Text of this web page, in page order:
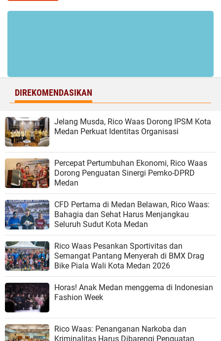
DIREKOMENDASIKAN
Jelang Musda, Rico Waas Dorong IPSM Kota
Medan Perkuat Identitas Organisasi
Percepat Pertumbuhan Ekonomi, Rico Waas
Dorong Penguatan Sinergi Pemko-DPRD
Medan
CFD Pertama di Medan Belawan, Rico Waas:
Bahagia dan Sehat Harus Menjangkau
Seluruh Sudut Kota Medan
Rico Waas Pesankan Sportivitas dan
Semangat Pantang Menyerah di BMX Drag
Bike Piala Wali Kota Medan 2026
Horas! Anak Medan menggema di Indonesian
Fashion Week
Rico Waas: Penanganan Narkoba dan
Kriminalitas Harus Dibarengi Penguatan